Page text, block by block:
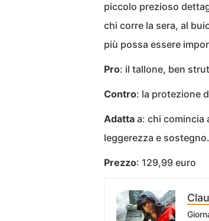
piccolo prezioso
chi corre la sera, al
più possa essere
Pro: il tallone, ben
Contro: la protezione
Adatta a: chi comincia
leggerezza e sostegno.
Prezzo: 129,99 euro